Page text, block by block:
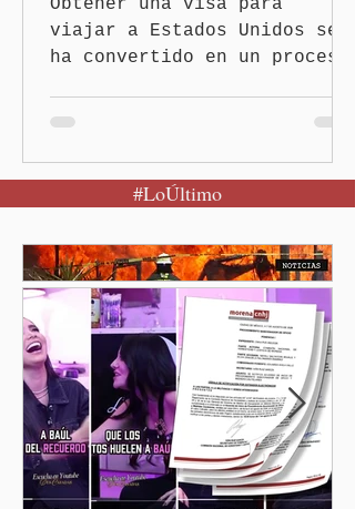
Nacimiento
Obtener una visa para
viajar a Estados Unidos se
ha convertido en un proceso
Estado amplió la revisión
de la presencia digital de
Washington busca cerrar el
paso al llamado “turismo de
nacimiento” y reforzar los
controles migratorios.
#LoÚltimo